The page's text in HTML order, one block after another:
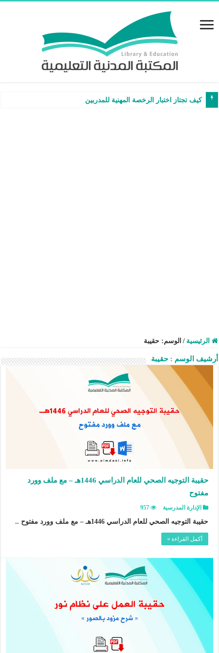
كيف تجتاز اختبار الرخصة المهنية للمدربين
الرئيسية / الوسم:حقيبة
أرشيف الوسم :حقيبة
حقيبة التوجيه الصحي للعام الدراسي 1446هـ – مع ملف وورد
مفتوح
الإدارة المدرسية 957
حقيبة التوجيه الصحي للعام الدراسي 1446هـ – مع ملف وورد مفتوح ..
أكمل القراءة »